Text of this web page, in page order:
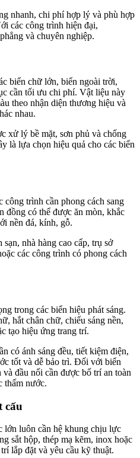
nhanh, chi phí hợp lý và phù hợp
các công trình hiện đại,
và chuyên nghiệp.
biển chữ lớn, biển ngoài trời,
cần tối ưu chi phí. Vật liệu này
theo nhận diện thương hiệu và
nhau.
xử lý bề mặt, sơn phủ và chống
là lựa chọn hiệu quả cho các biển
trình cần phong cách sang
đồng có thể được ăn mòn, khắc
nền đá, kính, gỗ.
nhà hàng cao cấp, trụ sở
các công trình có phong cách
trong các biển hiệu phát sáng.
hắt chân chữ, chiếu sáng nền,
tạo hiệu ứng trang trí.
có ánh sáng đều, tiết kiệm điện,
tốt và dễ bảo trì. Đối với biển
đầu nối cần được bố trí an toàn
thấm nước.
cấu
lớn luôn cần hệ khung chịu lực
sắt hộp, thép mạ kẽm, inox hoặc
lắp đặt và yêu cầu kỹ thuật.